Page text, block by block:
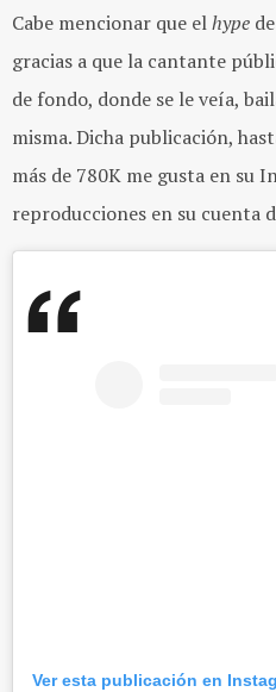
Cabe mencionar que elhype de
gracias a que la cantante
de fondo, donde se le veía,
misma. Dicha publicación,
más de 780K me gusta en su
reproducciones en su cuenta
Ver esta publicación en